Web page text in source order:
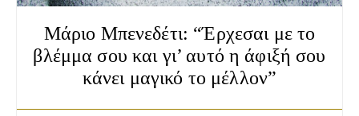
Μάριο Μπενεδέτι: “Έρχεσαι με το
βλέμμα σου και γι’ αυτό η άφιξή σου
κάνει μαγικό το μέλλον”